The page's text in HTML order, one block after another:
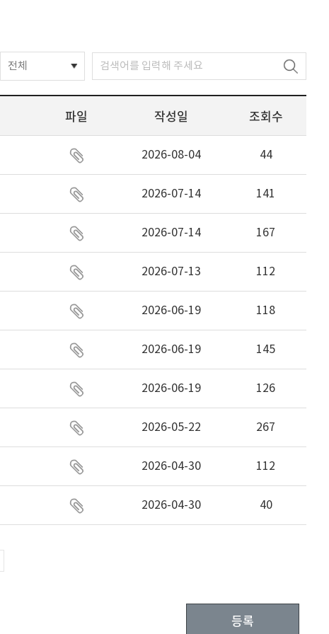
전체
파일 작성일 조회수
2026-08-04 44
2026-07-14 141
2026-07-14 167
2026-07-13 112
2026-06-19 118
2026-06-19 145
2026-06-19 126
2026-05-22 267
2026-04-30 112
2026-04-30 40
등록